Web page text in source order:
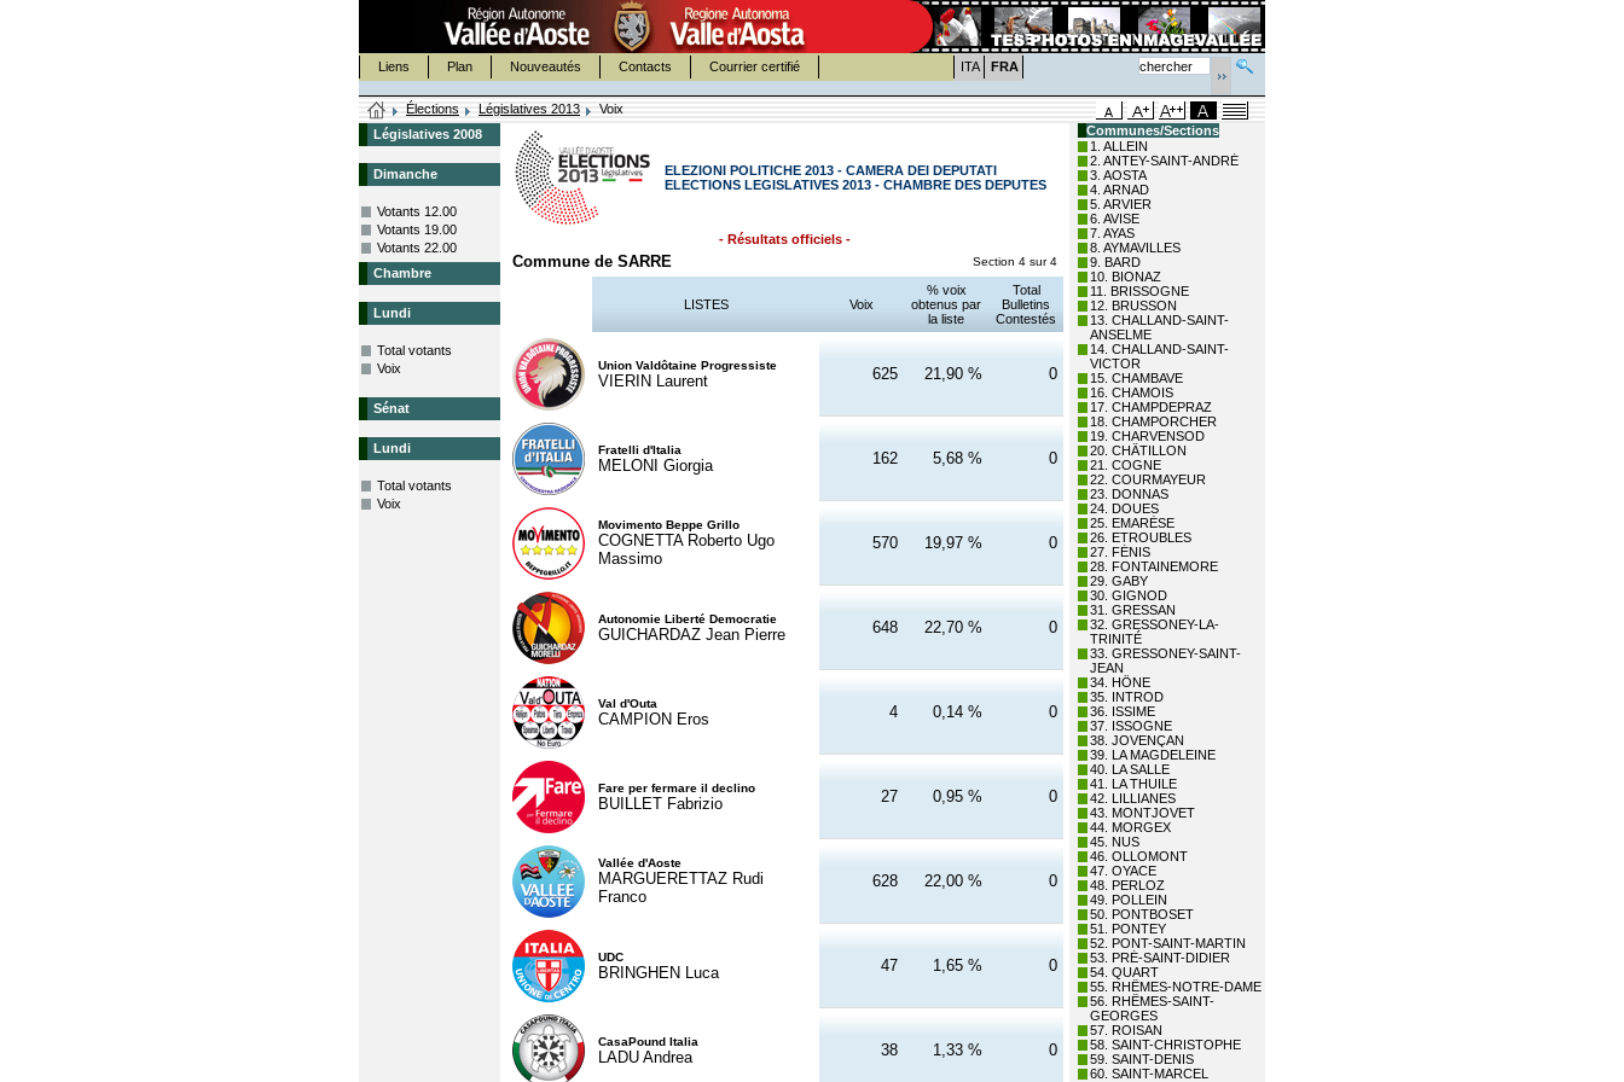
Liens Plan Nouveautés Contacts Courrier certifié ITA FRA
Élections Législatives 2013
Voix
Législatives 2008
Dimanche
Votants 12.00
Votants 19.00
Votants 22.00
Chambre
Lundi
Total votants
Voix
Sénat
Lundi
Total votants
Voix
ELEZIONI POLITICHE 2013 - CAMERA DEI DEPUTATI
ELECTIONS LEGISLATIVES 2013 - CHAMBRE DES DEPUTES
- Résultats officiels -
Commune de SARRE Section 4 sur 4
LISTES Voix
% voix
obtenus par
la liste
Total
Bulletins
Contestés
Union Valdôtaine Progressiste
VIERIN Laurent 625 21,90 % 0
Fratelli d'Italia
MELONI Giorgia 162 5,68 % 0
Movimento Beppe Grillo
COGNETTA Roberto Ugo
Massimo
570 19,97 % 0
Autonomie Liberté Democratie
GUICHARDAZ Jean Pierre 648 22,70 % 0
Val d'Outa
CAMPION Eros 4 0,14 % 0
Fare per fermare il declino
BUILLET Fabrizio 27 0,95 % 0
Vallée d'Aoste
MARGUERETTAZ Rudi
Franco
628 22,00 % 0
UDC
BRINGHEN Luca 47 1,65 % 0
CasaPound Italia
LADU Andrea 38 1,33 % 0
Communes/Sections
1. ALLEIN
2. ANTEY-SAINT-ANDRÉ
3. AOSTA
4. ARNAD
5. ARVIER
6. AVISE
7. AYAS
8. AYMAVILLES
9. BARD
10. BIONAZ
11. BRISSOGNE
12. BRUSSON
13. CHALLAND-SAINT-
ANSELME
14. CHALLAND-SAINT-
VICTOR
15. CHAMBAVE
16. CHAMOIS
17. CHAMPDEPRAZ
18. CHAMPORCHER
19. CHARVENSOD
20. CHÂTILLON
21. COGNE
22. COURMAYEUR
23. DONNAS
24. DOUES
25. EMARÈSE
26. ETROUBLES
27. FÉNIS
28. FONTAINEMORE
29. GABY
30. GIGNOD
31. GRESSAN
32. GRESSONEY-LA-
TRINITÉ
33. GRESSONEY-SAINT-
JEAN
34. HÔNE
35. INTROD
36. ISSIME
37. ISSOGNE
38. JOVENÇAN
39. LA MAGDELEINE
40. LA SALLE
41. LA THUILE
42. LILLIANES
43. MONTJOVET
44. MORGEX
45. NUS
46. OLLOMONT
47. OYACE
48. PERLOZ
49. POLLEIN
50. PONTBOSET
51. PONTEY
52. PONT-SAINT-MARTIN
53. PRÉ-SAINT-DIDIER
54. QUART
55. RHÊMES-NOTRE-DAME
56. RHÊMES-SAINT-
GEORGES
57. ROISAN
58. SAINT-CHRISTOPHE
59. SAINT-DENIS
60. SAINT-MARCEL